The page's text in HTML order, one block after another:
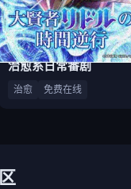
治愈系日常番剧
治愈 免费在线